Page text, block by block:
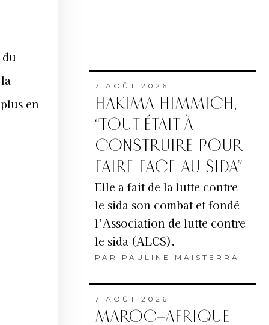
en
7 AOÛT 2026
HAKIMA HIMMICH,
“TOUT ÉTAIT À
CONSTRUIRE POUR
FAIRE FACE AU SIDA”
Elle a fait de la lutte contre
le sida son combat et fondé
l’Association de lutte contre
le sida (ALCS).
PAR PAULINE MAISTERRA
7 AOÛT 2026
MAROC–AFRIQUE